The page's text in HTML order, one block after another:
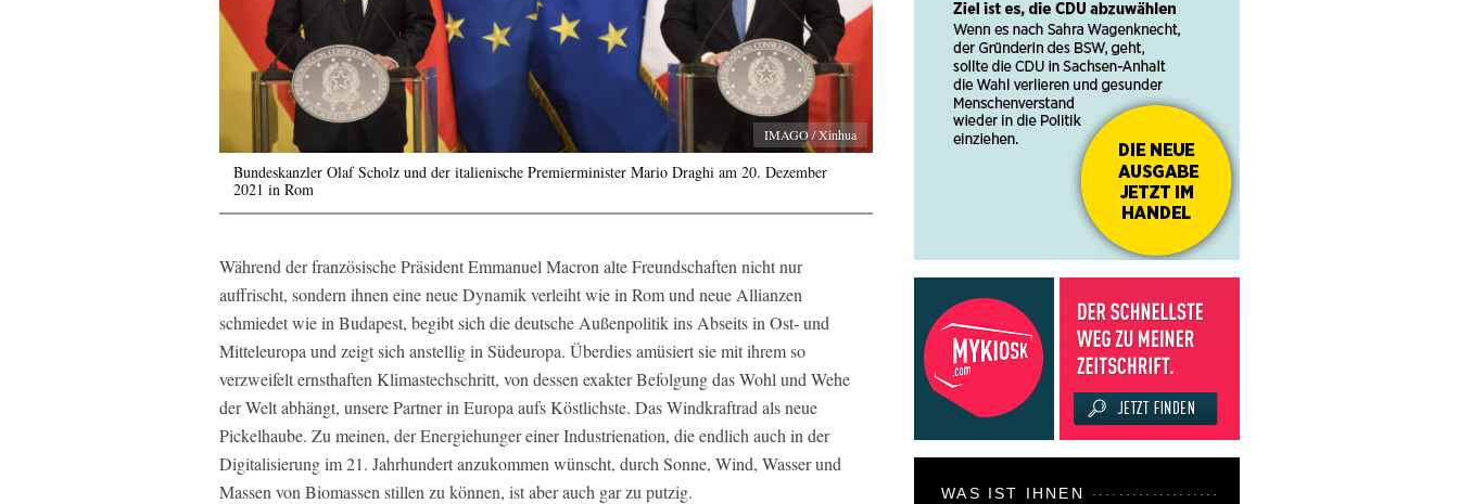
IMAGO / Xinhua
Bundeskanzler Olaf Scholz und der italienische Premierminister Mario Draghi am 20. Dezember
2021 in Rom
Während der französische Präsident Emmanuel Macron alte Freundschaften nicht nur
auffrischt, sondern ihnen eine neue Dynamik verleiht wie in Rom und neue Allianzen
schmiedet wie in Budapest, begibt sich die deutsche Außenpolitik ins Abseits in Ost- und
Mitteleuropa und zeigt sich anstellig in Südeuropa. Überdies amüsiert sie mit ihrem so
verzweifelt ernsthaften Klimastechschritt, von dessen exakter Befolgung das Wohl und Wehe
der Welt abhängt, unsere Partner in Europa aufs Köstlichste. Das Windkraftrad als neue
Pickelhaube. Zu meinen, der Energiehunger einer Industrienation, die endlich auch in der
Digitalisierung im 21. Jahrhundert anzukommen wünscht, durch Sonne, Wind, Wasser und
Massen von Biomassen stillen zu können, ist aber auch gar zu putzig.
WAS IST IHNEN